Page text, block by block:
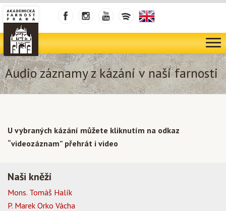
Audio záznamy z kázání v naší farnosti
U vybraných kázání můžete kliknutím na odkaz
“videozáznam” přehrát i video
Naši kněží
Mons. Tomáš Halík
P. Marek Orko Vácha